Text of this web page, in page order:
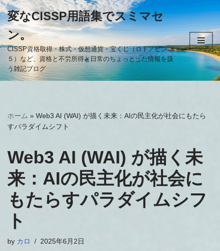
コ
ン
テ
ン
ツ
ッ
プ
変なCISSP用語集でスミマセ
ン。
CISSP資格取得・株式・仮想通貨・宝くじ（ロト／ビンゴ
５）など、資格と不労所得と日常のちょっとした情報を扱
う雑記ブログ
ホーム » Web3 AI (WAI) が描く未来：AIの民主化が社会にもたら
すパラダイムシフト
Web3 AI (WAI) が描く未
来：AIの民主化が社会に
もたらすパラダイムシフ
ト
by カロ 2025年6月2日